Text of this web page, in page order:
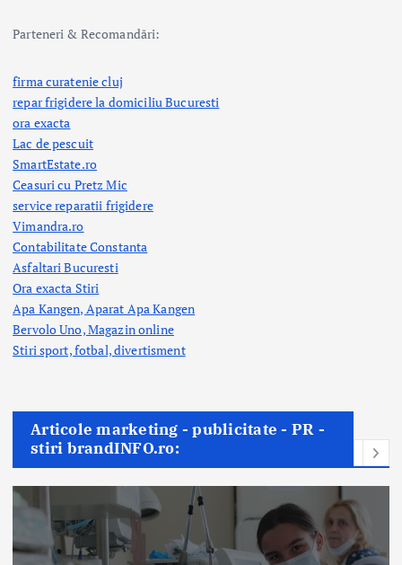
Parteneri & Recomandări:
firma curatenie cluj
repar frigidere la domiciliu Bucuresti
ora exacta
Lac de pescuit
SmartEstate.ro
Ceasuri cu Pretz Mic
service reparatii frigidere
Vimandra.ro
Contabilitate Constanta
Asfaltari Bucuresti
Ora exacta Stiri
Apa Kangen, Aparat Apa Kangen
Bervolo Uno, Magazin online
Stiri sport, fotbal,divertisment
Articole marketing - publicitate - PR -
stiri brandINFO.ro: